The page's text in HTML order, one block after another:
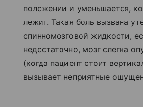
положении и уменьшается,
лежит. Такая боль вызвана
спинномозговой жидкости,
недостаточно, мозг слегка
(когда пациент стоит
вызывает неприятные